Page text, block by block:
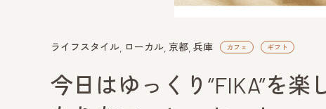
ライフスタイル ローカル 京都 兵庫 カフェ ギフト
今日はゆっくり“FIKA”を